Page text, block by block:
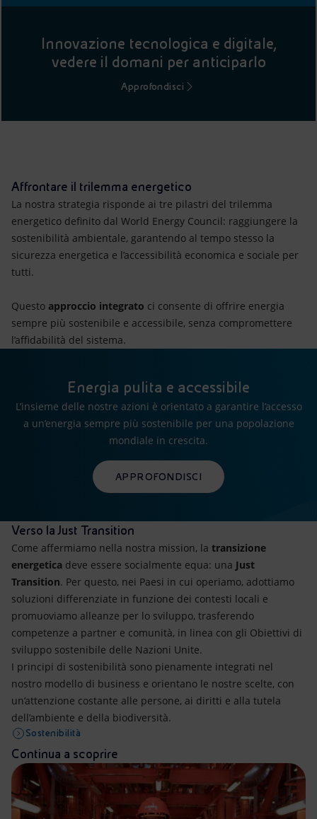
Innovazione tecnologica e digitale,
vedere il domani per anticiparlo
Approfondisci
Affrontare il trilemma energetico
La nostra strategia risponde ai tre pilastri del trilemma
energetico definito dal World Energy Council: raggiungere la
sostenibilità ambientale, garantendo al tempo stesso la
sicurezza energetica e l’accessibilità economica e sociale per
tutti.
Questo approccio integrato ci consente di offrire energia
sempre più sostenibile e accessibile, senza compromettere
l’affidabilità del sistema.
Energia pulita e accessibile
L’insieme delle nostre azioni è orientato a garantire l’accesso
a un’energia sempre più sostenibile per una popolazione
mondiale in crescita.
APPROFONDISCI
Verso la Just Transition
Come affermiamo nella nostra mission, la transizione
energetica deve essere socialmente equa: una Just
Transition. Per questo, nei Paesi in cui operiamo, adottiamo
soluzioni differenziate in funzione dei contesti locali e
promuoviamo alleanze per lo sviluppo, trasferendo
competenze a partner e comunità, in linea con gli Obiettivi di
sviluppo sostenibile delle Nazioni Unite.
I principi di sostenibilità sono pienamente integrati nel
nostro modello di business e orientano le nostre scelte, con
un’attenzione costante alle persone, ai diritti e alla tutela
dell’ambiente e della biodiversità.
Sostenibilità
Continua a scoprire